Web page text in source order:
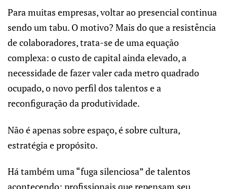
Para muitas empresas, voltar ao presencial continua
sendo um tabu. O motivo? Mais do que a resistência
de colaboradores, trata-se de uma equação
complexa: o custo de capital ainda elevado, a
necessidade de fazer valer cada metro quadrado
ocupado, o novo perfil dos talentos e a
reconfiguração da produtividade.
Não é apenas sobre espaço, é sobre cultura,
estratégia e propósito.
Há também uma “fuga silenciosa” de talentos
acontecendo: profissionais que repensam seu